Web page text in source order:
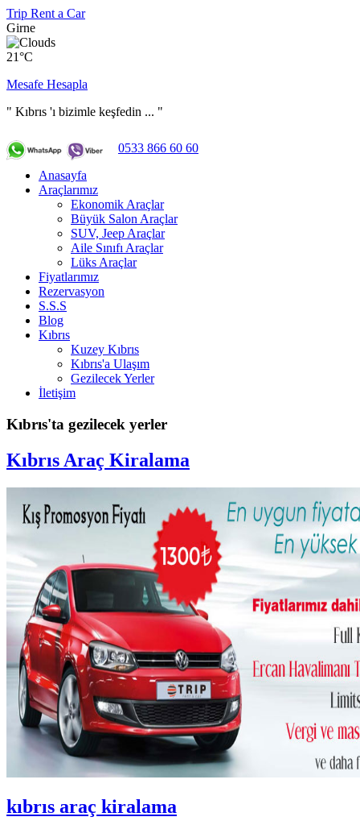
Trip Rent a Car
Girne
21°C
Mesafe Hesapla
" Kıbrıs 'ı bizimle keşfedin ... "
0533 866 60 60
Anasayfa
Araçlarımız
Ekonomik Araçlar
Büyük Salon Araçlar
SUV, Jeep Araçlar
Aile Sınıfı Araçlar
Lüks Araçlar
Fiyatlarımız
Rezervasyon
S.S.S
Blog
Kıbrıs
Kuzey Kıbrıs
Kıbrıs'a Ulaşım
Gezilecek Yerler
İletişim
Kıbrıs'ta gezilecek yerler
Kıbrıs Araç Kiralama
kıbrıs araç kiralama